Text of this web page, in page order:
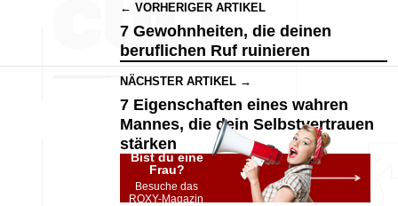
← VORHERIGER ARTIKEL
7 Gewohnheiten, die deinen
beruflichen Ruf ruinieren
NÄCHSTER ARTIKEL →
7 Eigenschaften eines wahren
Mannes, die dein Selbstvertrauen
stärken
Bist du eine
Frau?
Besuche das
ROXY-Magazin